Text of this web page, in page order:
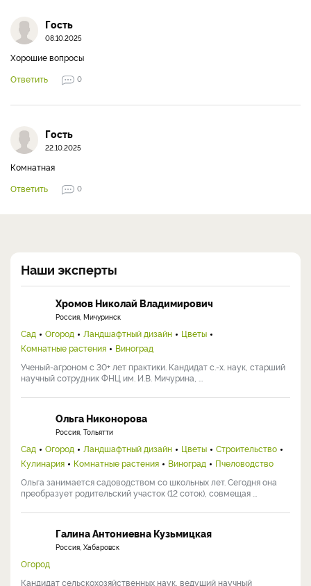
Гость
08.10.2025
Хорошие вопросы
Ответить
0
Гость
22.10.2025
Комнатная
Ответить
0
Наши эксперты
Хромов Николай Владимирович
Россия, Мичуринск
Сад Огород Ландшафтный дизайн
Цветы
Комнатные растения
Виноград
Ученый-агроном с 30+ лет практики. Кандидат с.-х. наук, старший
научный сотрудник ФНЦ им. И.В. Мичурина, ...
Ольга Никонорова
Россия, Тольятти
Сад Огород Ландшафтный дизайн Цветы
Строительство
Кулинария
Комнатные растения Виноград
Пчеловодство
Ольга занимается садоводством со школьных лет. Сегодня она
преобразует родительский участок (12 соток), совмещая ...
Галина Антониевна Кузьмицкая
Россия, Хабаровск
Огород
Кандидат сельскохозяйственных наук, ведущий научный